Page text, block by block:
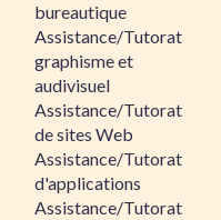
bureautique
Assistance/Tutorat
graphisme et
audivisuel
Assistance/Tutorat
de sites Web
Assistance/Tutorat
d'applications
Assistance/Tutorat